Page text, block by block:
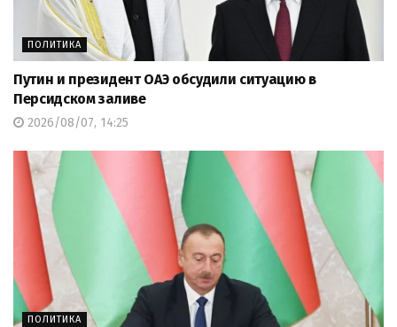
ПОЛИТИКА
Путин и президент ОАЭ обсудили ситуацию в
Персидском заливе
2026/08/07, 14:25
ПОЛИТИКА